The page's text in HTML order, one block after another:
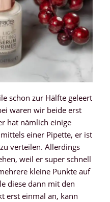
schon zur Hälfte geleert
waren wir beide erst
hat nämlich einige
einer Pipette, er ist
verteilen. Allerdings
weil er super schnell
kleine Punkte auf
diese dann mit den
erst einmal an, kann